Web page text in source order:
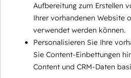
Aufbereitung zum Erstellen
Ihrer vorhandenen Website
verwendet werden können.
Personalisieren Sie Ihre
Sie Content-Einbettungen
Content und CRM-Daten